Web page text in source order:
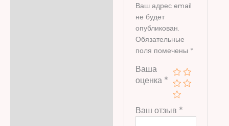
Ваш адрес email
не будет
опубликован.
Обязательные
поля помечены *
Ваша
оценка *
Ваш отзыв *